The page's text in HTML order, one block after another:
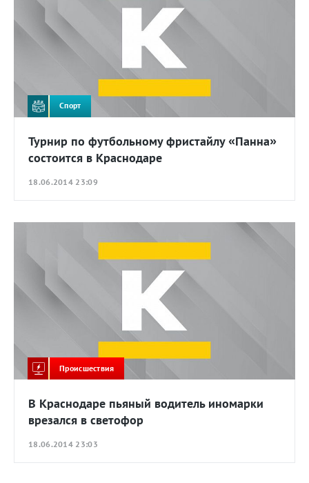
Спорт
Турнир по футбольному фристайлу «Панна»
состоится в Краснодаре
18.06.2014 23:09
Происшествия
В Краснодаре пьяный водитель иномарки
врезался в светофор
18.06.2014 23:03